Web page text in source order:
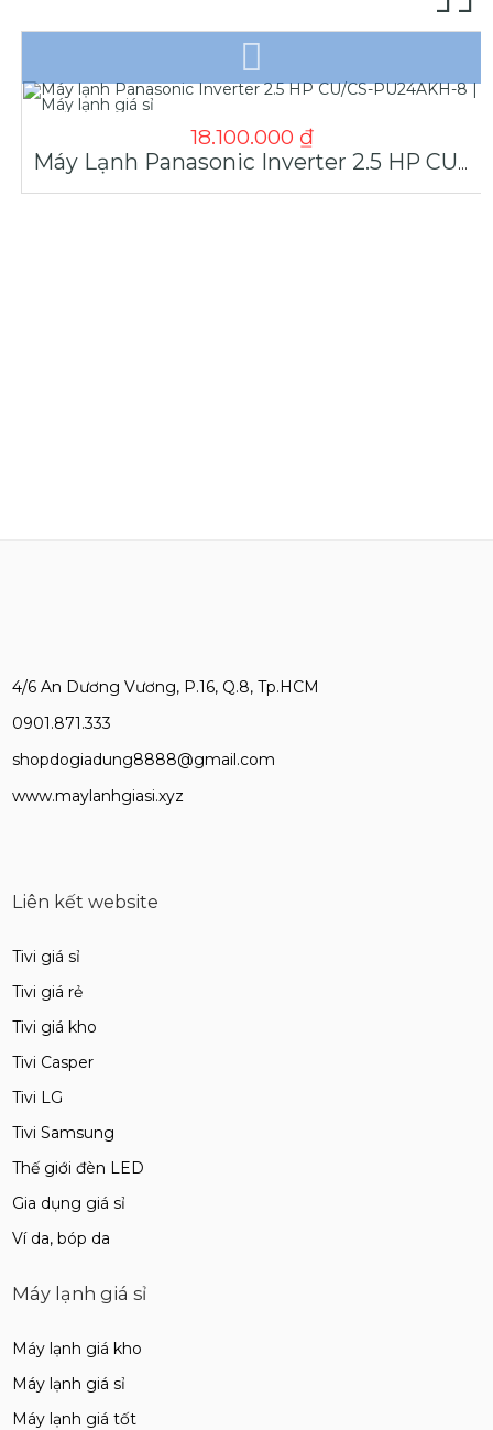
18.100.000 ₫
Máy Lạnh Panasonic Inverter 2.5 HP CU/CS-PU24AKH-8 | Máy Lạnh Giá Sỉ
4/6 An Dương Vương, P.16, Q.8, Tp.HCM
0901.871.333
shopdogiadung8888@gmail.com
www.maylanhgiasi.xyz
Liên kết website
Tivi giá sỉ
Tivi giá rẻ
Tivi giá kho
Tivi Casper
Tivi LG
Tivi Samsung
Thế giới đèn LED
Gia dụng giá sỉ
Ví da, bóp da
Máy lạnh giá sỉ
Máy lạnh giá kho
Máy lạnh giá sỉ
Máy lạnh giá tốt